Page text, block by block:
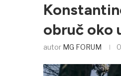
obruč oko
autor MG FORUM